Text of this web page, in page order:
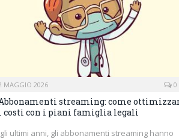
MAGGIO 2026 0
streaming: come
costi con i piani famiglia legali
ultimi anni, gli abbonamenti streaming hanno